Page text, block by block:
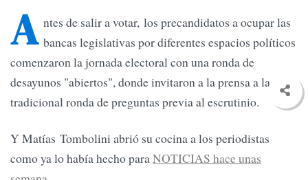
A ntes de salir a votar, los precandidatos a ocupar las
bancas legislativas por diferentes espacios políticos
comenzaron la jornada electoral con una ronda de
desayunos "abiertos", donde invitaron a la prensa a la
tradicional ronda de preguntas previa al escrutinio.
Y Matías Tombolini abrió su cocina a los periodistas
como ya lo había hecho paraNOTICIAS hace unas